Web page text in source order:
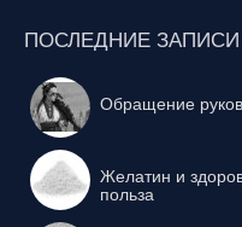
ПОСЛЕДНИЕ ЗАПИСИ
Обращение
Желатин и
польза